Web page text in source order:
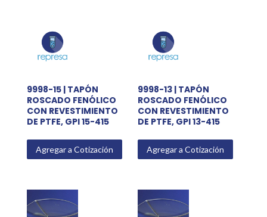
9998-15 | TAPÓN
ROSCADO FENÓLICO
CON REVESTIMIENTO
DE PTFE, GPI 15-415
Agregar a Cotización
9998-13 | TAPÓN
ROSCADO FENÓLICO
CON REVESTIMIENTO
DE PTFE, GPI 13-415
Agregar a Cotización